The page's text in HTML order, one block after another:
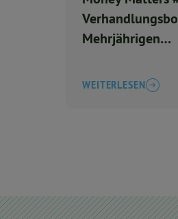
Mehrjährigen
WEITERLESEN